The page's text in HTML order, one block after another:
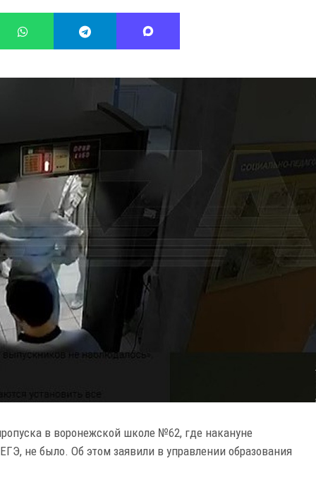
в воронежской школе №62, где накануне
не было. Об этом заявили в управлении образования